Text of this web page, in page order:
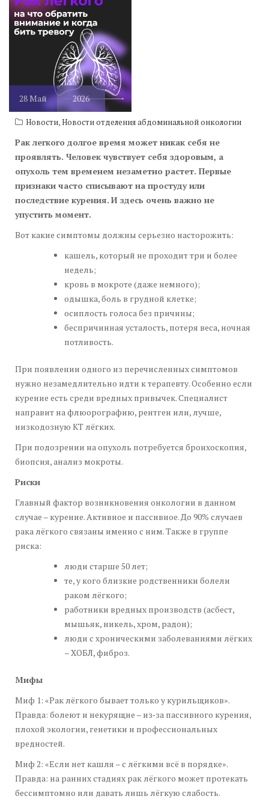
28Май 2026
Новости,Новости отделения абдоминальной онкологии
Рак легкого долгое время может никак себя не
проявлять. Человек чувствует себя здоровым, а
опухоль тем временем незаметно растет. Первые
признаки часто списывают на простуду или
последствие курения. И здесь очень важно не
упустить момент.
Вот какие симптомы должны серьезно насторожить:
кашель, который не проходит три и более
недель;
кровь в мокроте (даже немного);
одышка, боль в грудной клетке;
осиплость голоса без причины;
беспричинная усталость, потеря веса, ночная
потливость.
При появлении одного из перечисленных симптомов
нужно незамедлительно идти к терапевту. Особенно если
курение есть среди вредных привычек. Специалист
направит на флюорографию, рентген или, лучше,
низкодозную КТ лёгких.
При подозрении на опухоль потребуется бронхоскопия,
биопсия, анализ мокроты.
Риски
Главный фактор возникновения онкологии в данном
случае – курение. Активное и пассивное. До 90% случаев
рака лёгкого связаны именно с ним. Также в группе
риска:
люди старше 50 лет;
те, у кого близкие родственники болели
раком лёгкого;
работники вредных производств (асбест,
мышьяк, никель, хром, радон);
люди с хроническими заболеваниями лёгких
– ХОБЛ, фиброз.
Мифы
Миф 1: «Рак лёгкого бывает только у курильщиков».
Правда: болеют и некурящие – из‑за пассивного курения,
плохой экологии, генетики и профессиональных
вредностей.
Миф 2: «Если нет кашля – с лёгкими всё в порядке».
Правда: на ранних стадиях рак лёгкого может протекать
бессимптомно или давать лишь лёгкую слабость.